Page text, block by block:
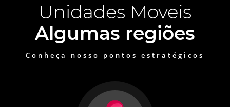
Unidades Moveis
Algumas regiões
Conheça nosso pontos estratégicos